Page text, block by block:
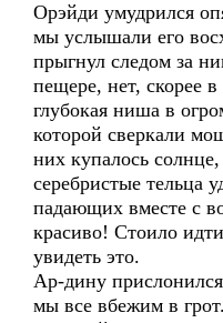
Орэйди умудрился
мы услышали его
прыгнул следом за
пещере, нет, скорее
глубокая ниша в
которой сверкали
них купалось
серебристые тельца
падающих вместе с
красиво! Стоило
увидеть это.
Ар-дину
мы все вбежим в